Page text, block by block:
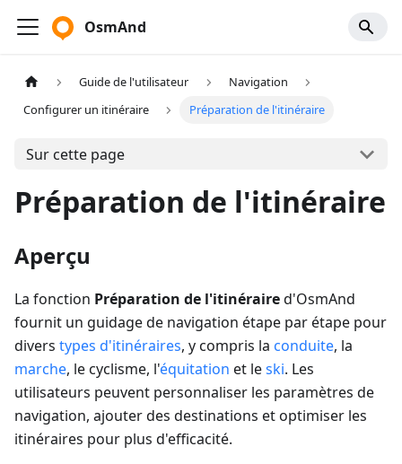
OsmAnd
Guide de l'utilisateur
Navigation
Configurer un itinéraire
Préparation de l'itinéraire
Sur cette page
Préparation de l'itinéraire
Aperçu
La fonction Préparation de l'itinéraired'OsmAnd
fournit un guidage de navigation étape par étape pour
divers types d'itinéraires, y compris la conduite, la
marche, le cyclisme, l'équitation et leski. Les
utilisateurs peuvent personnaliser les paramètres de
navigation, ajouter des destinations et optimiser les
itinéraires pour plus d'efficacité.